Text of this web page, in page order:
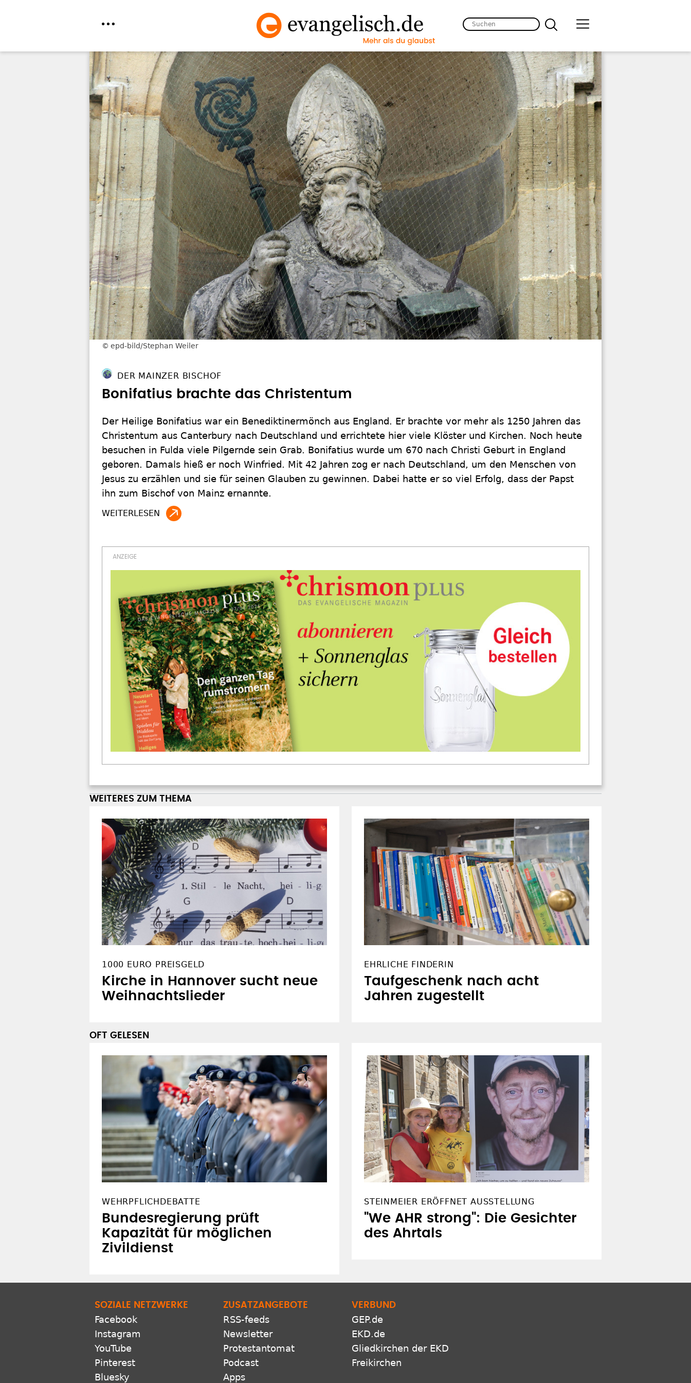
epd-bild/Stephan Weiler
DER MAINZER BISCHOF
Bonifatius brachte das Christentum
Der Heilige Bonifatius war ein Benediktinermönch aus England. Er brachte vor mehr als 1250 Jahren das
Christentum aus Canterbury nach Deutschland und errichtete hier viele Klöster und Kirchen. Noch heute
besuchen in Fulda viele Pilgernde sein Grab. Bonifatius wurde um 670 nach Christi Geburt in England
geboren. Damals hieß er noch Winfried. Mit 42 Jahren zog er nach Deutschland, um den Menschen von
Jesus zu erzählen und sie für seinen Glauben zu gewinnen. Dabei hatte er so viel Erfolg, dass der Papst
ihn zum Bischof von Mainz ernannte.
WEITERES ZUM THEMA
1000 EURO PREISGELD
Kirche in Hannover sucht neue
Weihnachtslieder
EHRLICHE FINDERIN
Taufgeschenk nach acht
Jahren zugestellt
OFT GELESEN
WEHRPFLICHDEBATTE
Bundesregierung prüft
Kapazität für möglichen
Zivildienst
STEINMEIER ERÖFFNET AUSSTELLUNG
"We AHR strong": Die Gesichter
des Ahrtals
SOZIALE NETZWERKE
Facebook
Instagram
YouTube
Pinterest
Bluesky
ZUSATZANGEBOTE
RSS-feeds
Newsletter
Protestantomat
Podcast
Apps
VERBUND
GEP.de
EKD.de
Gliedkirchen der EKD
Freikirchen